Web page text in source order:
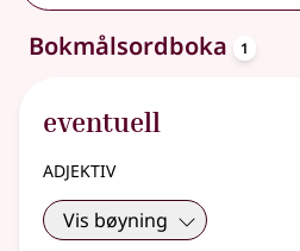
Ett treff.Ytterligere søkeforslag
Bokmålsordboka 1
eventuell
adjektiv
Vis bøyning